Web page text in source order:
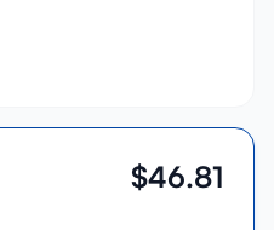
$46.81